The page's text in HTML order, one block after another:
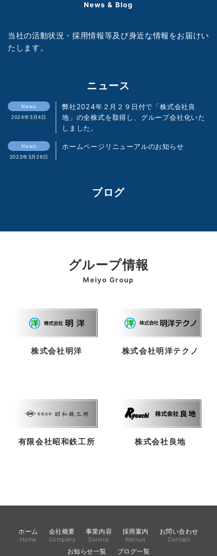
News & Blog
当社の活動状況・採用情報等及び身近な情報をお届けい
たします。
ニュース
News
2024年3月4日
弊社2024年２月２９日付で「株式会社良
地」の全株式を取得し、グループ会社化いた
しました。
News
2023年3月29日
ホームページリニューアルのお知らせ
ブログ
グループ情報
Meiyo Group
株式会社明洋 株式会社明洋テクノ
有限会社昭和鉄工所 株式会社良地
ホーム
Home
会社概要
Company
事業内容
Survice
採用案内
Recruit
お問い合わせ
Contact
お知らせ一覧 ブログ一覧